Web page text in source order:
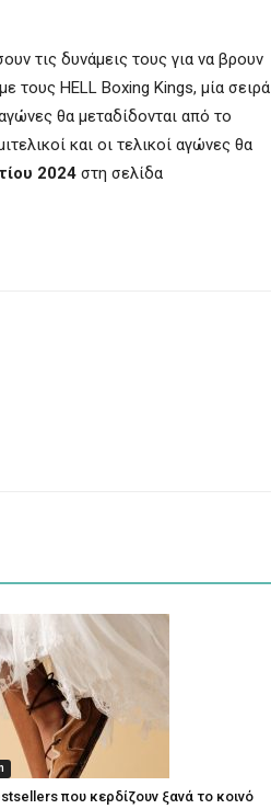
τις δυνάμεις τους για να βρουν
τους HELL Boxing Kings, μία σειρά
θα μεταδίδονται από το
και οι τελικοί αγώνες θα
2024 στη σελίδα
που κερδίζουν ξανά το κοινό